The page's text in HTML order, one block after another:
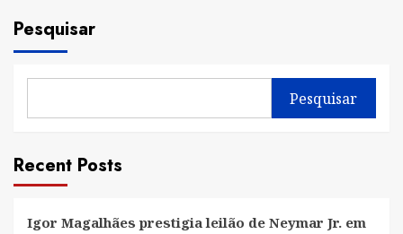
Pesquisar
Pesquisar
Recent Posts
Igor Magalhães prestigia leilão de Neymar Jr. em